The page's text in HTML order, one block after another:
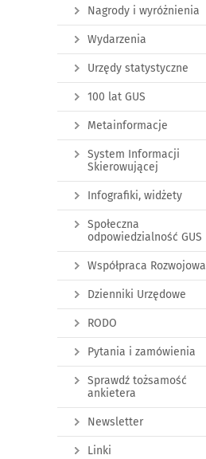
Nagrody i wyróżnienia
Wydarzenia
Urzędy statystyczne
100 lat GUS
Metainformacje
System Informacji
Skierowującej
Infografiki, widżety
Społeczna
odpowiedzialność GUS
Współpraca Rozwojowa
Dzienniki Urzędowe
RODO
Pytania i zamówienia
Sprawdź tożsamość
ankietera
Newsletter
Linki